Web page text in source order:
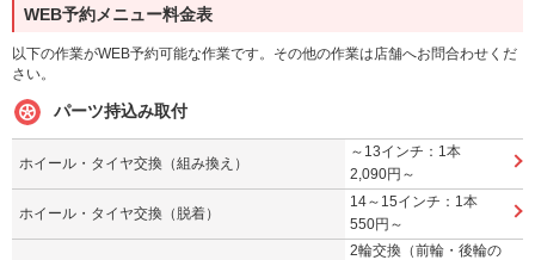
WEB予約メニュー料金表
以下の作業がWEB予約可能な作業です。その他の作業は店舗へお問合わせくだ
さい。
パーツ持込み取付
ホイール・タイヤ交換（組み換え）
～13インチ：1本
2,090円～
ホイール・タイヤ交換（脱着）
14～15インチ：1本
550円～
2輪交換（前輪・後輪の